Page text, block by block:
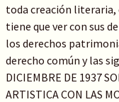
toda creación
tiene que ver con sus
los derechos
derecho común y las
DICIEMBRE DE 1937
ARTISTICA CON LAS